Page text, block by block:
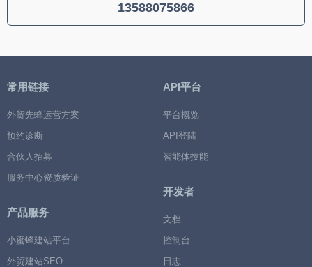
13588075866
常用链接
外贸先蜂运营方案
预约诊断
合伙人招募
服务中心资质验证
产品服务
小蜜蜂建站平台
外贸建站SEO
API平台
平台概览
API登陆
智能体技能
开发者
文档
控制台
日志